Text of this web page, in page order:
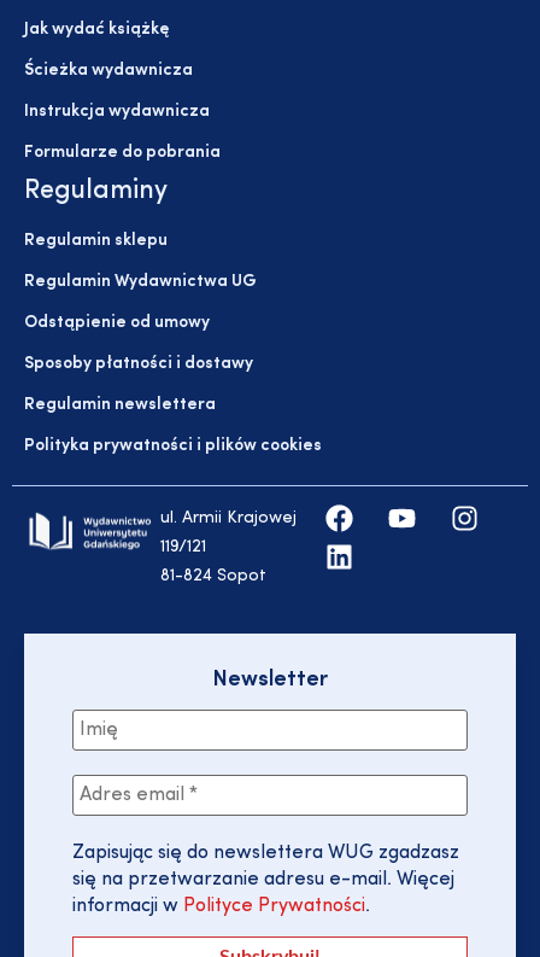
Jak wydać książkę
Ścieżka wydawnicza
Instrukcja wydawnicza
Formularze do pobrania
Regulaminy
Regulamin sklepu
Regulamin Wydawnictwa UG
Odstąpienie od umowy
Sposoby płatności i dostawy
Regulamin newslettera
Polityka prywatności i plików cookies
ul. Armii Krajowej
119/121
81-824 Sopot
Newsletter
Zapisując się do newslettera WUG zgadzasz
się na przetwarzanie adresu e-mail. Więcej
informacji w Polityce Prywatności.